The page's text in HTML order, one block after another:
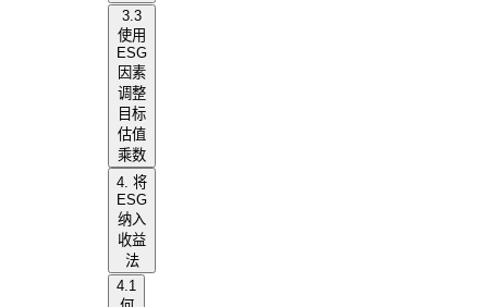
3.3
使用
ESG
因素
调整
目标
估值
乘数
4. 将
ESG
纳入
收益
法
4.1